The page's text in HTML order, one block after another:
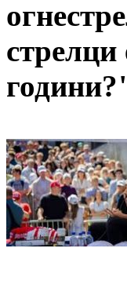
стрелци